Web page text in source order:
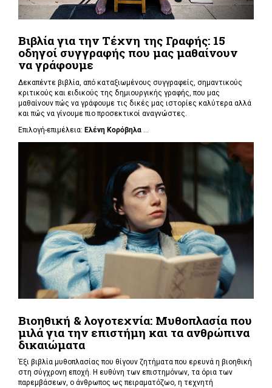
Βιβλία για την Τέχνη της Γραφής: 15
οδηγοί συγγραφής που μας μαθαίνουν
να γράφουμε
Δεκαπέντε βιβλία, από καταξιωμένους συγγραφείς, σημαντικούς
κριτικούς και ειδικούς της δημιουργικής γραφής, που μας
μαθαίνουν πώς να γράφουμε τις δικές μας ιστορίες καλύτερα αλλά
και πώς να γίνουμε πιο προσεκτικοί αναγνώστες.
Επιλογή-επιμέλεια: Ελένη Κορόβηλα ...
Βιοηθική & λογοτεχνία: Μυθοπλασία που
μιλά για την επιστήμη και τα ανθρώπινα
δικαιώματα
Έξι βιβλία μυθοπλασίας που θίγουν ζητήματα που ερευνά η βιοηθική
στη σύγχρονη εποχή. Η ευθύνη των επιστημόνων, τα όρια των
παρεμβάσεων, ο άνθρωπος ως πειραματόζωο, η τεχνητή